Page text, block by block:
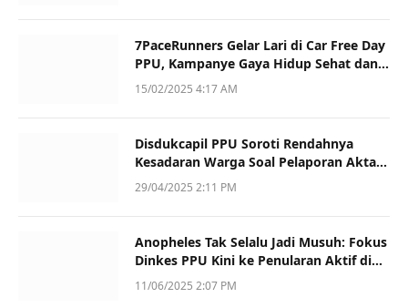
7PaceRunners Gelar Lari di Car Free Day
PPU, Kampanye Gaya Hidup Sehat dan
Dukung UMKM
15/02/2025 4:17 AM
Disdukcapil PPU Soroti Rendahnya
Kesadaran Warga Soal Pelaporan Akta
Kematian
29/04/2025 2:11 PM
Anopheles Tak Selalu Jadi Musuh: Fokus
Dinkes PPU Kini ke Penularan Aktif di
Sotek
11/06/2025 2:07 PM